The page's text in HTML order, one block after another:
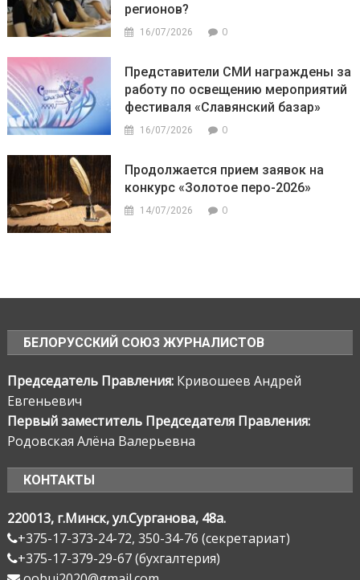
регионов?
16/07/2026 0
Представители СМИ награждены за
работу по освещению мероприятий
фестиваля «Славянский базар»
16/07/2026 0
Продолжается прием заявок на
конкурс «Золотое перо-2026»
14/07/2026 0
БЕЛОРУССКИЙ СОЮЗ ЖУРНАЛИСТОВ
Председатель Правления: Кривошеев Андрей
Евгеньевич
Первый заместитель Председателя Правления:
Родовская Алёна Валерьевна
КОНТАКТЫ
220013, г.Минск, ул.Сурганова, 48а.
+375-17-373-24-72, 350-34-76 (секретариат)
+375-17-379-29-67 (бухгалтерия)